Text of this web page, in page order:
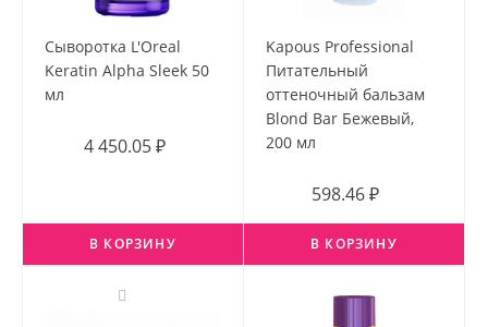
Сыворотка L'Oreal
Keratin Alpha Sleek 50
мл
4 450.05 ₽
В КОРЗИНУ
Kapous Professional
Питательный
оттеночный бальзам
Blond Bar Бежевый,
200 мл
598.46 ₽
В КОРЗИНУ